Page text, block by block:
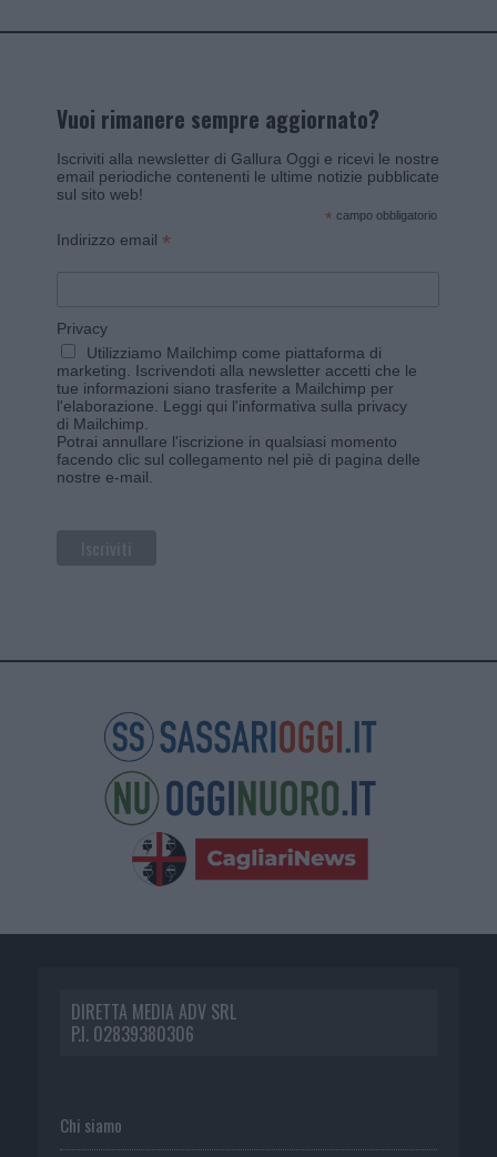
Vuoi rimanere sempre aggiornato?
Iscriviti alla newsletter di Gallura Oggi e ricevi le nostre
email periodiche contenenti le ultime notizie pubblicate
sul sito web!
* campo obbligatorio
Indirizzo email *
Privacy
Utilizziamo Mailchimp come piattaforma di
marketing. Iscrivendoti alla newsletter accetti che le
tue informazioni siano trasferite a Mailchimp per
l'elaborazione. Leggi qui l'informativa sulla privacy
di Mailchimp
Potrai annullare l'iscrizione in qualsiasi momento
facendo clic sul collegamento nel piè di pagina delle
nostre e-mail.
DIRETTA MEDIA ADV SRL
P.I. 02839380306
Chi siamo